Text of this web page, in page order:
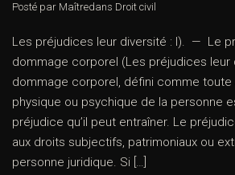
Posté par Maîtredans Droit civil
Les préjudices leur diversité : I). — Le
dommage corporel (Les préjudices leur
dommage corporel, défini comme toute
physique ou psychique de la personne
préjudice qu’il peut entraîner. Le
aux droits subjectifs, patrimoniaux ou
personne juridique. Si […]